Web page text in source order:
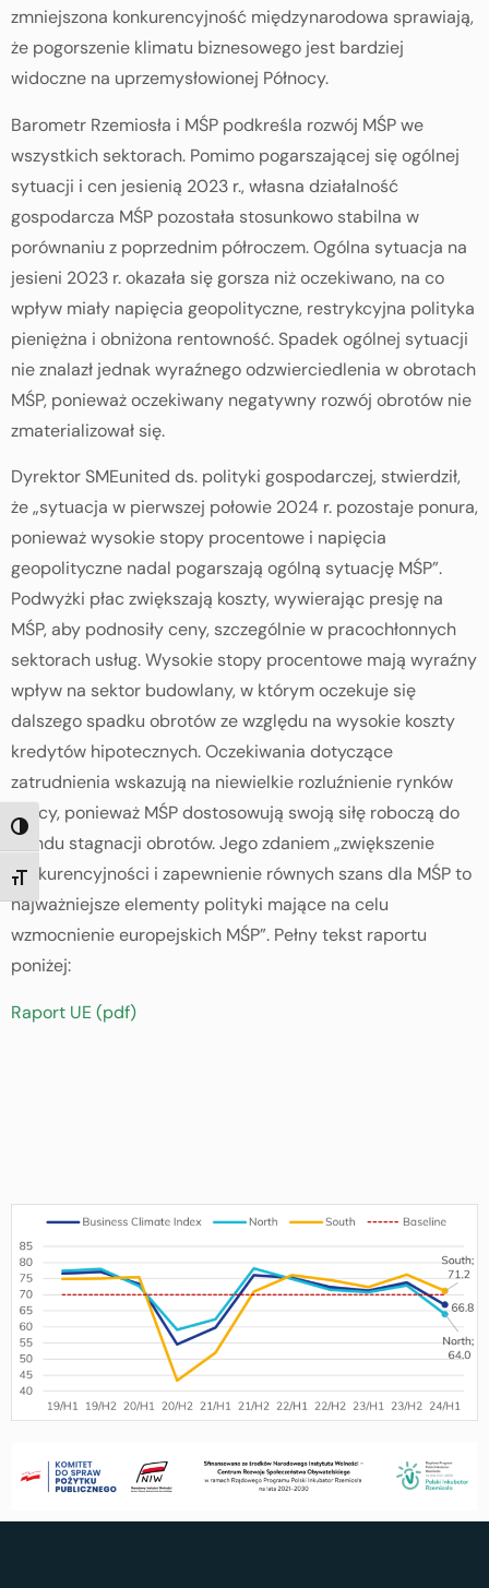
TOGGLE HIGH CONTRAST
TOGGLE FONT SIZE
zmniejszona konkurencyjność międzynarodowa sprawiają,
że pogorszenie klimatu biznesowego jest bardziej
widoczne na uprzemysłowionej Północy.
Barometr Rzemiosła i MŚP podkreśla rozwój MŚP we
wszystkich sektorach. Pomimo pogarszającej się ogólnej
sytuacji i cen jesienią 2023 r., własna działalność
gospodarcza MŚP pozostała stosunkowo stabilna w
porównaniu z poprzednim półroczem. Ogólna sytuacja na
jesieni 2023 r. okazała się gorsza niż oczekiwano, na co
wpływ miały napięcia geopolityczne, restrykcyjna polityka
pieniężna i obniżona rentowność. Spadek ogólnej sytuacji
nie znalazł jednak wyraźnego odzwierciedlenia w obrotach
MŚP, ponieważ oczekiwany negatywny rozwój obrotów nie
zmaterializował się.
Dyrektor SMEunited ds. polityki gospodarczej, stwierdził,
że „sytuacja w pierwszej połowie 2024 r. pozostaje ponura,
ponieważ wysokie stopy procentowe i napięcia
geopolityczne nadal pogarszają ogólną sytuację MŚP”.
Podwyżki płac zwiększają koszty, wywierając presję na
MŚP, aby podnosiły ceny, szczególnie w pracochłonnych
sektorach usług. Wysokie stopy procentowe mają wyraźny
wpływ na sektor budowlany, w którym oczekuje się
dalszego spadku obrotów ze względu na wysokie koszty
kredytów hipotecznych. Oczekiwania dotyczące
zatrudnienia wskazują na niewielkie rozluźnienie rynków
pracy, ponieważ MŚP dostosowują swoją siłę roboczą do
trendu stagnacji obrotów. Jego zdaniem „zwiększenie
konkurencyjności i zapewnienie równych szans dla MŚP to
najważniejsze elementy polityki mające na celu
wzmocnienie europejskich MŚP”. Pełny tekst raportu
poniżej:
Raport UE (pdf)